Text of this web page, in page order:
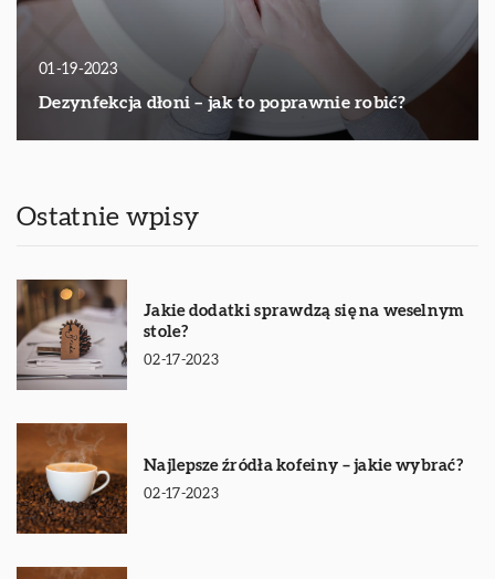
01-19-2023
Dezynfekcja dłoni – jak to poprawnie robić?
Ostatnie wpisy
Jakie dodatki sprawdzą się na weselnym
stole?
02-17-2023
Najlepsze źródła kofeiny – jakie wybrać?
02-17-2023